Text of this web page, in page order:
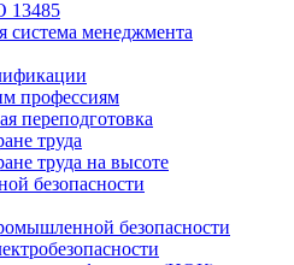
13485
система менеджмента
профессиям
переподготовка
труда
труда на высоте
безопасности
безопасности